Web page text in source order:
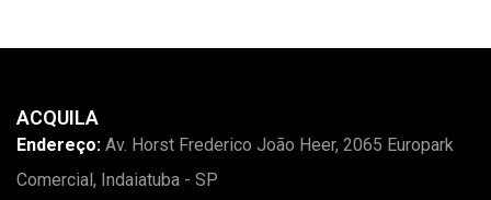
ACQUILA
Endereço: Av. Horst Frederico João Heer, 2065 Europark
Comercial, Indaiatuba - SP